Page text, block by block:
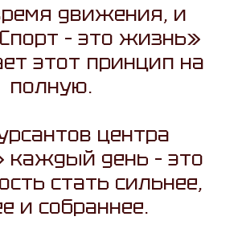
движения, и
– это жизнь»
этот принцип на
полную.
центра
каждый день – это
стать сильнее,
и собраннее.